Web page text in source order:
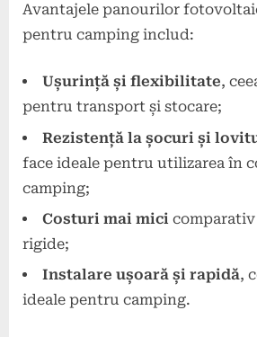
Avantajele panourilor
pentru camping includ:
Ușurință și flexibilitate,
pentru transport și stocare;
Rezistență la șocuri și
face ideale pentru utilizarea în
camping;
Costuri mai mici
rigide;
Instalare ușoară și rapidă,
ideale pentru camping.